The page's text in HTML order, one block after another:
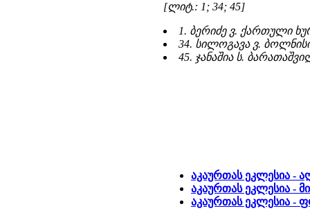
[ლიტ.: 1; 34; 45]
1. ბერიძე ვ. ქართული
34. სილოგავა ვ.
45. ჯანაშია ს.
აკაურთას ეკლესია -
აკაურთას ეკლესია -
აკაურთას ეკლესია -